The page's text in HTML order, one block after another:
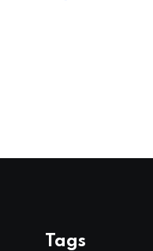
Tags